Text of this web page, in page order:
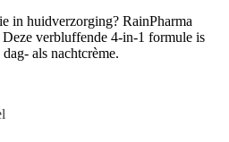
in huidverzorging? RainPharma
verbluffende 4-in-1 formule is
als nachtcrème.